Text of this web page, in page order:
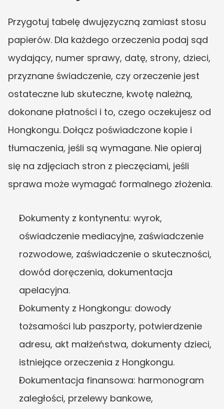
Przygotuj tabelę dwujęzyczną zamiast stosu
papierów. Dla każdego orzeczenia podaj sąd
wydający, numer sprawy, datę, strony, dzieci,
przyznane świadczenie, czy orzeczenie jest
ostateczne lub skuteczne, kwotę należną,
dokonane płatności i to, czego oczekujesz od
Hongkongu. Dołącz poświadczone kopie i
tłumaczenia, jeśli są wymagane. Nie opieraj
się na zdjęciach stron z pieczęciami, jeśli
sprawa może wymagać formalnego złożenia.
Dokumenty z kontynentu: wyrok,
oświadczenie mediacyjne, zaświadczenie
rozwodowe, zaświadczenie o skuteczności,
dowód doręczenia, dokumentacja
apelacyjna.
Dokumenty z Hongkongu: dowody
tożsamości lub paszporty, potwierdzenie
adresu, akt małżeństwa, dokumenty dzieci,
istniejące orzeczenia z Hongkongu.
Dokumentacja finansowa: harmonogram
zaległości, przelewy bankowe,